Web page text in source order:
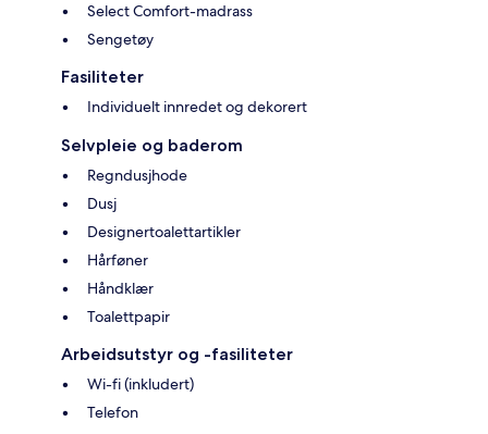
Select Comfort-madrass
Sengetøy
Fasiliteter
Individuelt innredet og dekorert
Selvpleie og baderom
Regndusjhode
Dusj
Designertoalettartikler
Hårføner
Håndklær
Toalettpapir
Arbeidsutstyr og -fasiliteter
Wi-fi (inkludert)
Telefon